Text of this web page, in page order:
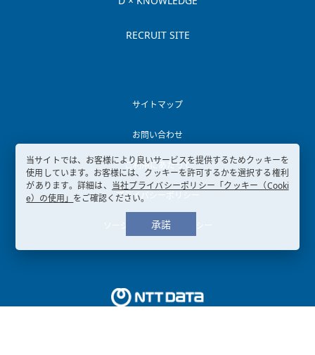
RECRUIT SITE
サイトマップ
お問い合わせ
ご利用にあたって
プライバシーポリシー
ソーシャルメディアポリシー
当サイトでは、お客様により良いサービスを提供するためクッキーを
使用しています。お客様には、クッキーを許可するかを選択する権利
があります。詳細は、 当社プライバシーポリシー「クッキー（Cooki
e）の使用」 をご確認ください。
承諾